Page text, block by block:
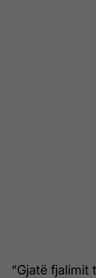
“Gjatë fjalimit